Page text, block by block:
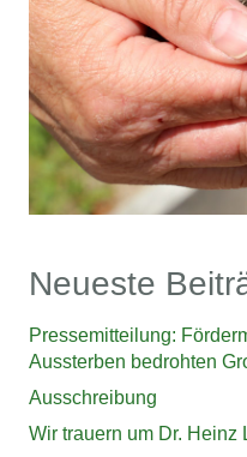
Neueste
Pressemitteilung:
Aussterben bedrohten
Ausschreibung
Wir trauern um Dr. Heinz